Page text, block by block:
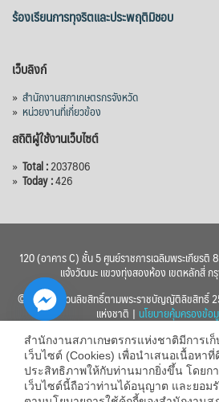
ร้องเรียนการทุจริตและประพฤติมิชอบ
เว็บลิงก์
» สำนักงานสภาเกษตรกรจังหวัด
» หน่วยงานที่เกี่ยวข้อง
สถิติผู้ใช้งานเว็บไซต์
» Total :2037806
» Today :426
120 (อาคาร C) ชั้น 5 ศูนย์ราชการเฉลิมพระเกียร
แจ้งวัฒนะ แขวงทุ่งสองห้อง เขตหลักสี่ ก
© 2560 สงวนลิขสิทธิ์ตามพระราชบัญญัติลิขสิทธิ์
แห่งชาติ | นโยบายคุ้มครองข้อ
สำนักงานสภาเกษตรกรแห่งชาติมีการเ
เว็บไซต์ (Cookies) เพื่อนำเสนอเนื้อหา
ประสิทธิภาพให้กับท่านมากยิ่งขึ้น โดยก
เว็บไซต์นี้ถือว่าท่านได้อนุญาต และยอม